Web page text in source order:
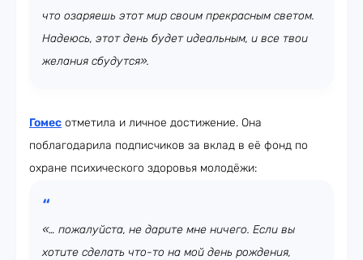
что озаряешь этот мир своим прекрасным светом.
Надеюсь, этот день будет идеальным, и все твои
желания сбудутся».
Гомес отметила и личное достижение. Она
поблагодарила подписчиков за вклад в её фонд по
охране психического здоровья молодёжи:
«… пожалуйста, не дарите мне ничего. Если вы
хотите сделать что-то на мой день рождения,